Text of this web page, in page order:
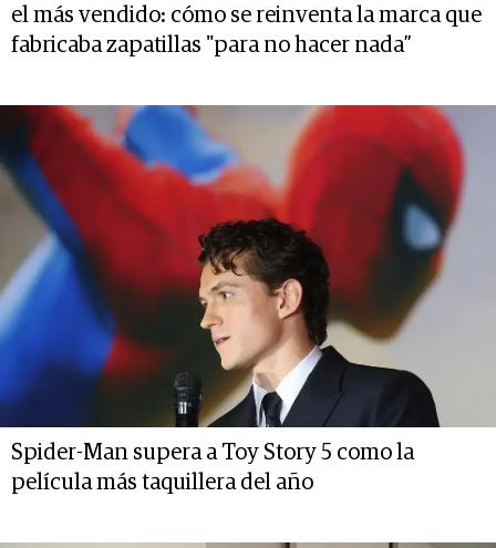
el más vendido: cómo se reinventa la marca que
fabricaba zapatillas "para no hacer nada”
Spider-Man supera a Toy Story 5 como la
película más taquillera del año